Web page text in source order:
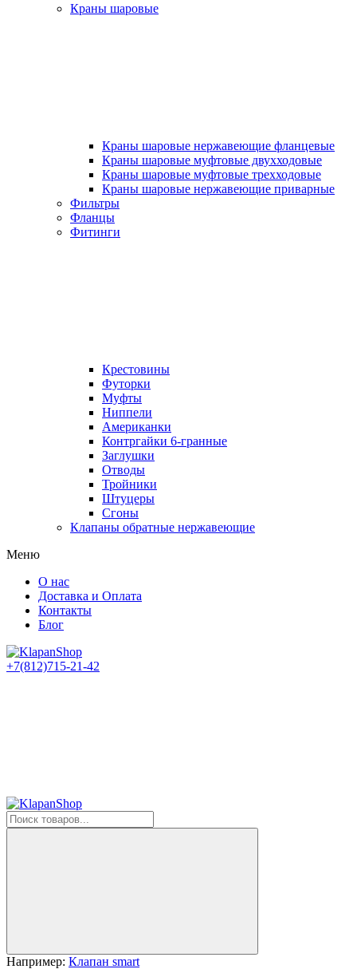
Краны шаровые
Краны шаровые нержавеющие фланцевые
Краны шаровые муфтовые двухходовые
Краны шаровые муфтовые трехходовые
Краны шаровые нержавеющие приварные
Фильтры
Фланцы
Фитинги
Крестовины
Футорки
Муфты
Ниппели
Американки
Контргайки 6-гранные
Заглушки
Отводы
Тройники
Штуцеры
Сгоны
Клапаны обратные нержавеющие
Меню
О нас
Доставка и Оплата
Контакты
Блог
+7(812)715-21-42
Например: Клапан smart